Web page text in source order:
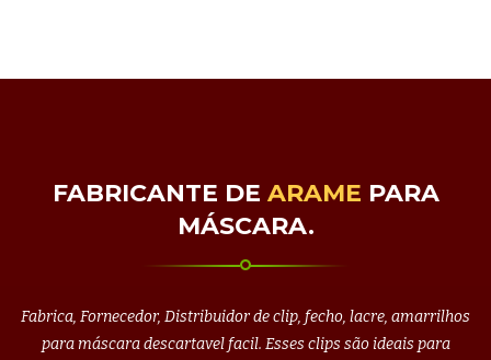
FABRICANTE DE ARAME PARA
MÁSCARA.
Fabrica, Fornecedor, Distribuidor de clip, fecho, lacre, amarrilhos
para máscara descartavel facil. Esses clips são ideais para